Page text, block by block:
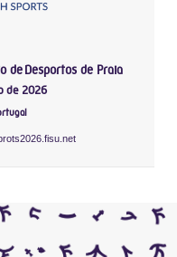
de Desportos de Praia
de 2026